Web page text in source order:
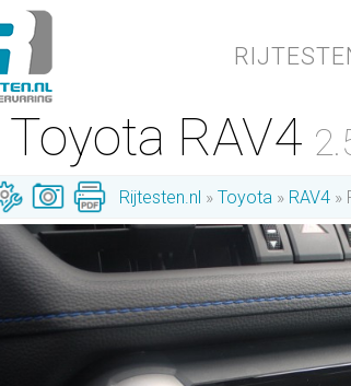
Toyota RAV4
Rijtesten.nl Toyota RAV4